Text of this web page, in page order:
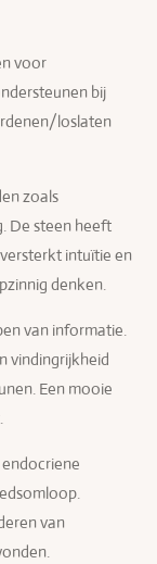
voor
bij
loslaten
zoals
De steen heeft
intuïtie en
denken.
van informatie.
vindingrijkheid
Een mooie
van